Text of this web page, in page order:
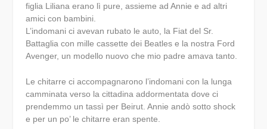
figlia Liliana erano lì pure, assieme ad Annie e ad altri
amici con bambini.
L’indomani ci avevan rubato le auto, la Fiat del Sr.
Battaglia con mille cassette dei Beatles e la nostra Ford
Avenger, un modello nuovo che mio padre amava tanto.
Le chitarre ci accompagnarono l’indomani con la lunga
camminata verso la cittadina addormentata dove ci
prendemmo un tassì per Beirut. Annie andò sotto shock
e per un po’ le chitarre eran spente.